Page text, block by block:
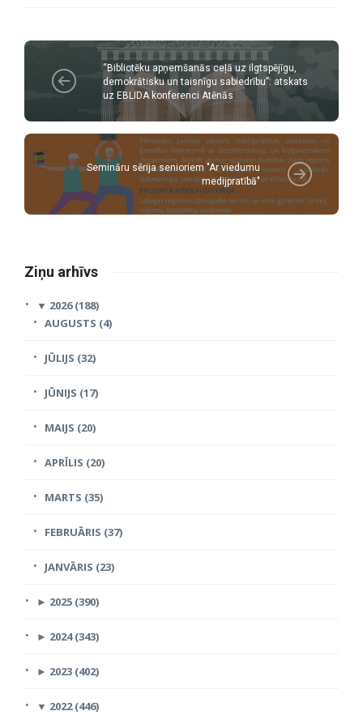
“Bibliotēku apņemšanās ceļā uz ilgtspējīgu,
demokrātisku un taisnīgu sabiedrību”: atskats
uz EBLIDA konferenci Atēnās
Semināru sērija senioriem "Ar viedumu
medijpratībā"
Ziņu arhīvs
▼ 2026 (188)
AUGUSTS (4)
JŪLIJS (32)
JŪNIJS (17)
MAIJS (20)
APRĪLIS (20)
MARTS (35)
FEBRUĀRIS (37)
JANVĀRIS (23)
► 2025 (390)
► 2024 (343)
► 2023 (402)
▼ 2022 (446)